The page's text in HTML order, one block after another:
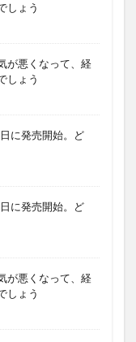
しょう
が悪くなって、経
しょう
に発売開始。ど
に発売開始。ど
が悪くなって、経
しょう